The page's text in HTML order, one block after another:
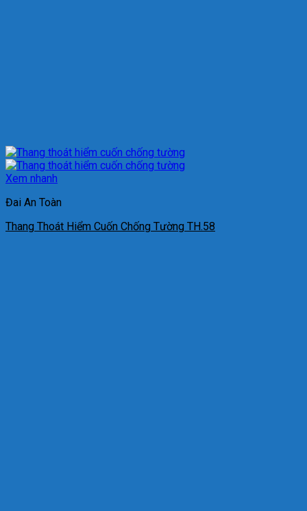
Xem nhanh
Đai An Toàn
Thang Thoát Hiểm Cuốn Chống Tường TH.58